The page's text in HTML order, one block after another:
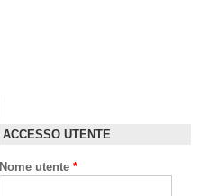
ACCESSO UTENTE
Nome utente *